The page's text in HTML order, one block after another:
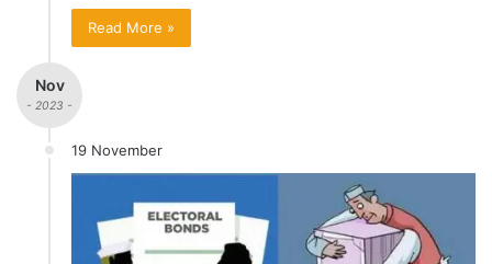
Read More »
Nov
- 2023 -
19 November